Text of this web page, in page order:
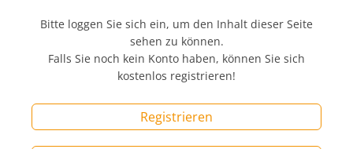
Bitte loggen Sie sich ein, um den Inhalt dieser Seite
sehen zu können.
Falls Sie noch kein Konto haben, können Sie sich
kostenlos registrieren!
Registrieren